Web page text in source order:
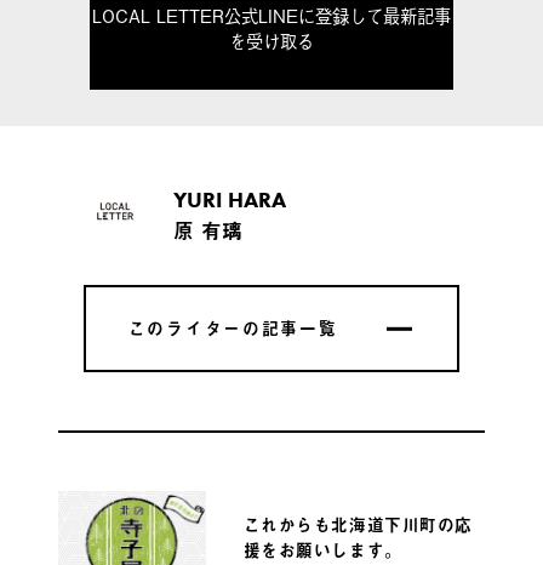
LOCAL LETTER公式LINEに登録して最新記事
を受け取る
YURI HARA
原 有璃
このライターの記事一覧
このライターの記事一覧
これからも北海道下川町の応
援をお願いします。